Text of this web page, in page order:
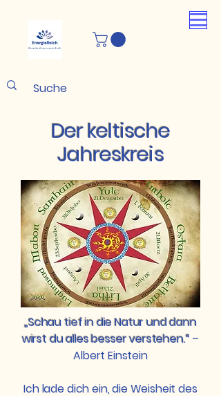
Der keltische
Jahreskreis
„Schau tief in die Natur und dann
wirst du alles besser verstehen.“ –
Albert Einstein
Ich lade dich ein, die Weisheit des